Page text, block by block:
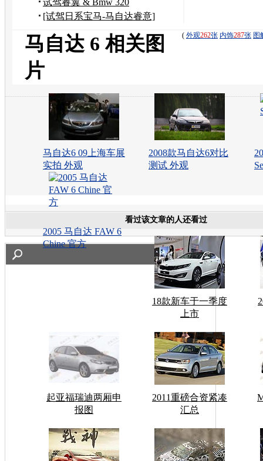
[试驾日系宝马-马自达睿意]
( 外观262张 内饰287张 图
马自达 6 相关图
片
马自达6 09上海车展
实拍 外观
2008款马自达6对比
测试 外观
2005 马自达 FAW 6
Chine 官方
看过该文章的人还看过
18款新车于一季度
上市
起亚福瑞迪两厢申
报图
2011重磅合资紧凑
汇总